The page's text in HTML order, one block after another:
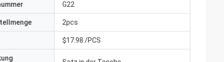
G22
2pcs
$17.98 /PCS